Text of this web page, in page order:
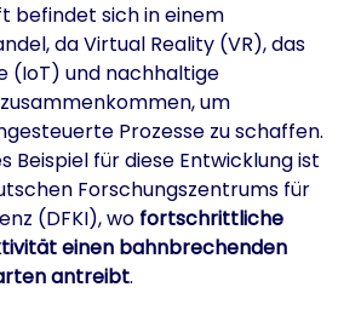
befindet sich in einem
da Virtual Reality (VR), das
(IoT) und nachhaltige
um
Prozesse zu schaffen.
Beispiel für diese Entwicklung ist
Forschungszentrums für
(DFKI), wo fortschrittliche
einen bahnbrechenden
antreibt.